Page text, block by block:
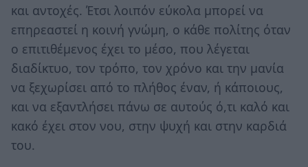
και αντοχές. Έτσι λοιπόν εύκολα μπορεί να
επηρεαστεί η κοινή γνώμη, ο κάθε πολίτης όταν
ο επιτιθέμενος έχει το μέσο, που λέγεται
διαδίκτυο, τον τρόπο, τον χρόνο και την μανία
να ξεχωρίσει από το πλήθος έναν, ή κάποιους,
και να εξαντλήσει πάνω σε αυτούς ό,τι καλό και
κακό έχει στον νου, στην ψυχή και στην καρδιά
του.